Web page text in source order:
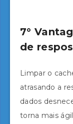
7°
de
Limpar o
atrasando a
dados
torna mais